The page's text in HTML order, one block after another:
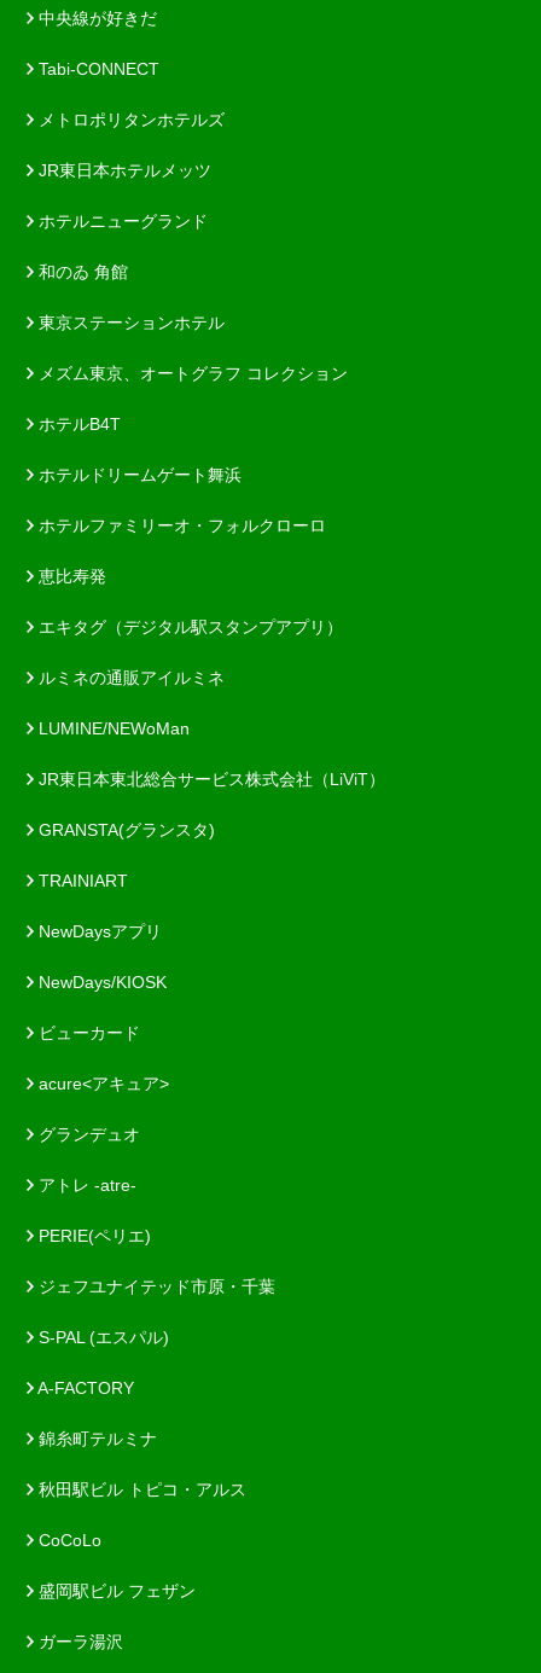
中央線が好きだ
Tabi-CONNECT
メトロポリタンホテルズ
JR東日本ホテルメッツ
ホテルニューグランド
和のゐ 角館
東京ステーションホテル
メズム東京、オートグラフ コレクション
ホテルB4T
ホテルドリームゲート舞浜
ホテルファミリーオ・フォルクローロ
恵比寿発
エキタグ（デジタル駅スタンプアプリ）
ルミネの通販アイルミネ
LUMINE/NEWoMan
JR東日本東北総合サービス株式会社（LiViT）
GRANSTA(グランスタ)
TRAINIART
NewDaysアプリ
NewDays/KIOSK
ビューカード
acure<アキュア>
グランデュオ
アトレ -atre-
PERIE(ペリエ)
ジェフユナイテッド市原・千葉
S-PAL (エスパル)
A-FACTORY
錦糸町テルミナ
秋田駅ビル トピコ・アルス
CoCoLo
盛岡駅ビル フェザン
ガーラ湯沢